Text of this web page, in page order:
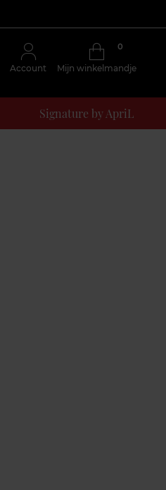
Account Mijn winkelmandje
0
Signature by ApriL